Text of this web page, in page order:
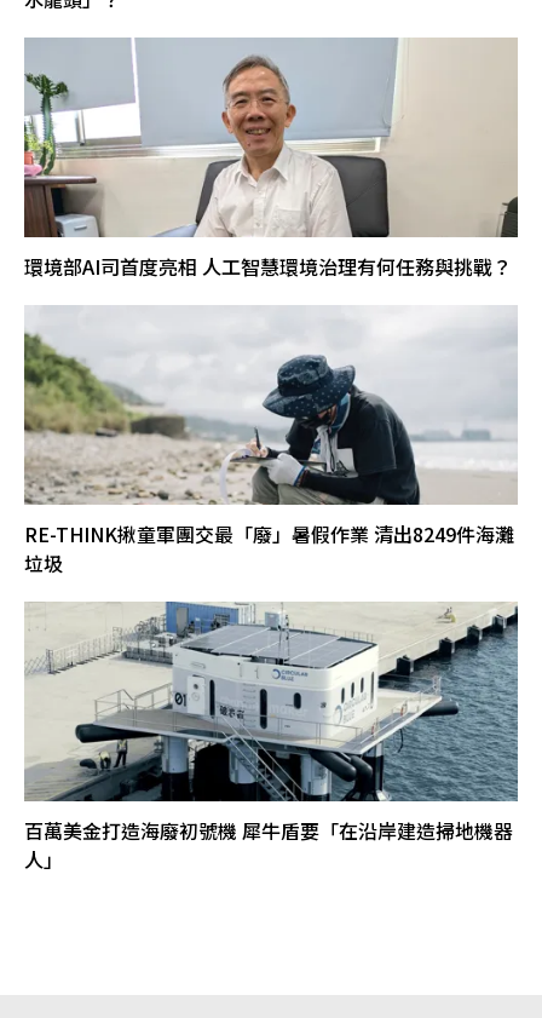
環境部AI司首度亮相 人工智慧環境治理有何任務與挑戰？
RE-THINK揪童軍團交最「廢」暑假作業 清出8249件海灘
垃圾
百萬美金打造海廢初號機 犀牛盾要「在沿岸建造掃地機器
人」